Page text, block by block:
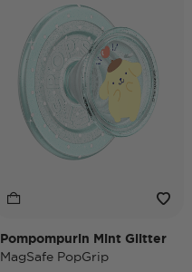
Pompompurin Mint Glitter
MagSafe PopGrip